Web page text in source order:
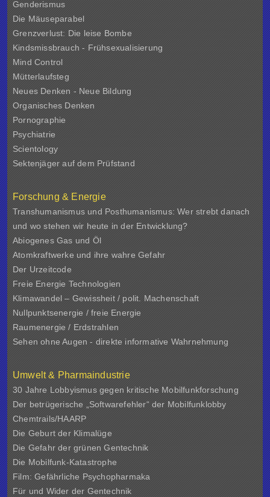
Genderismus
Die Mäuseparabel
Grenzverlust: Die leise Bombe
Kindsmissbrauch - Frühsexualisierung
Mind Control
Mütterlaufsteg
Neues Denken - Neue Bildung
Organisches Denken
Pornographie
Psychiatrie
Scientology
Sektenjäger auf dem Prüfstand
Forschung & Energie
Transhumanismus und Posthumanismus: Wer strebt danach
und wo stehen wir heute in der Entwicklung?
Abiogenes Gas und Öl
Atomkraftwerke und ihre wahre Gefahr
Der Urzeitcode
Freie Energie Technologien
Klimawandel – Gewissheit / polit. Machenschaft
Nullpunktsenergie / freie Energie
Raumenergie / Erdstrahlen
Sehen ohne Augen - direkte informative Wahrnehmung
Umwelt & Pharmaindustrie
30 Jahre Lobbyismus gegen kritische Mobilfunkforschung
Der betrügerische „Softwarefehler“ der Mobilfunklobby
Chemtrails/HAARP
Die Geburt der Klimalüge
Die Gefahr der grünen Gentechnik
Die Mobilfunk-Katastrophe
Film: Gefährliche Psychopharmaka
Für und Wider der Gentechnik